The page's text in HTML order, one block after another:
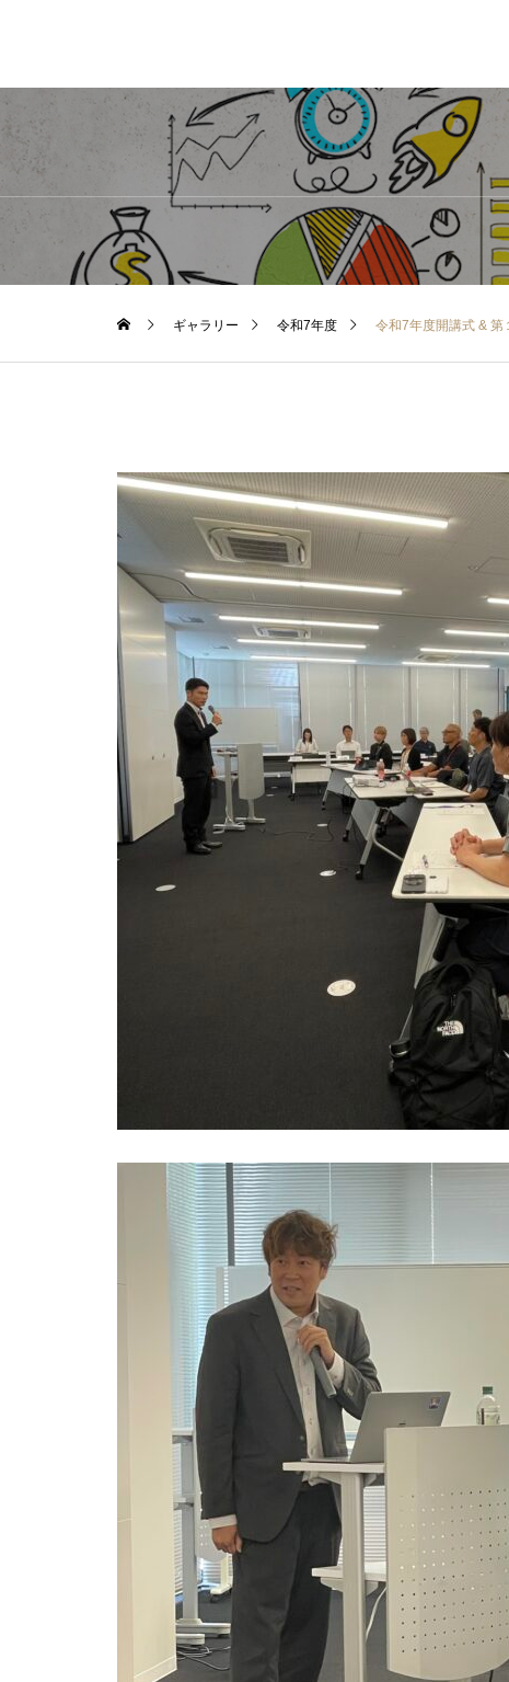
ギャラリー 令和7年度 令和7年度開講式 & 第